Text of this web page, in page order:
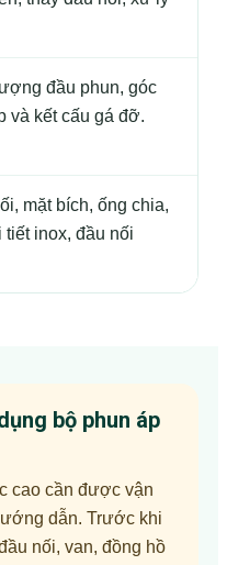
đầu phun, góc
và kết cấu gá đỡ.
mặt bích, ống chia,
tiết inox, đầu nối
bộ phun áp
cao cần được vận
dẫn. Trước khi
nối, van, đồng hồ